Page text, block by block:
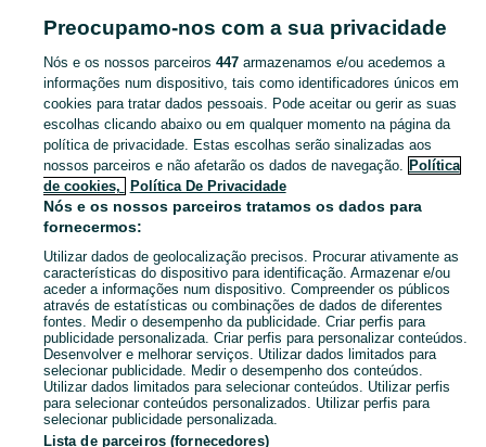
Pesquisas populares
arrenda ruinas
Descubra os anúncios classificados gratuitos em Freixianda, Ribeira Do Fárrio E Formigais no OLX Portugal. Desde empregos a serviços e produtos, encontre tudo o que precisa localmente. Mostrar
Mapa do site
Mapa das freguesias
Mapa de mini-sites
Pesquisas populares
Preocupamo-nos com a sua privacidade
Nós e os nossos parceiros 447armazenamos e/ou acedemos a
informações num dispositivo, tais como identificadores únicos em
cookies para tratar dados pessoais. Pode aceitar ou gerir as suas
escolhas clicando abaixo ou em qualquer momento na página da
política de privacidade. Estas escolhas serão sinalizadas aos
nossos parceiros e não afetarão os dados de navegação. Política
de cookies,
Política De Privacidade
Nós e os nossos parceiros tratamos os dados para
fornecermos:
Utilizar dados de geolocalização precisos. Procurar ativamente as
características do dispositivo para identificação. Armazenar e/ou
aceder a informações num dispositivo. Compreender os públicos
através de estatísticas ou combinações de dados de diferentes
fontes. Medir o desempenho da publicidade. Criar perfis para
publicidade personalizada. Criar perfis para personalizar conteúdos.
Desenvolver e melhorar serviços. Utilizar dados limitados para
selecionar publicidade. Medir o desempenho dos conteúdos.
Utilizar dados limitados para selecionar conteúdos. Utilizar perfis
para selecionar conteúdos personalizados. Utilizar perfis para
selecionar publicidade personalizada.
Lista de parceiros (fornecedores)